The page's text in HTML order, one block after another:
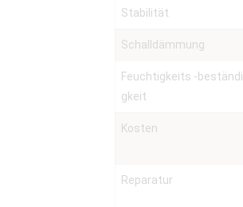
Stabilität
Schalldämmung
Feuchtigkeits -beständi
gkeit
Kosten
Reparatur